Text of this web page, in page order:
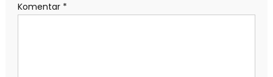
Komentar *